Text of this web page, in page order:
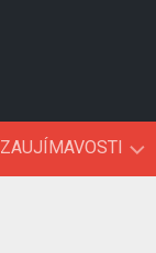
ZAUJÍMAVOSTI